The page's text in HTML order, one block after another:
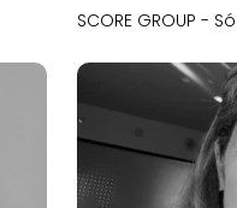
SCORE GROUP -